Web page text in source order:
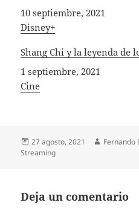
Fecha
10 septiembre, 2021
In relation to
Disney+
Shang Chi y la leyenda de
Fecha
1 septiembre, 2021
In relation to
Cine
Publicado
el
27 agosto, 2021 Autor
Fernando
Streaming
Deja un comentario